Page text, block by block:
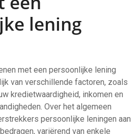
lening
met een persoonlijke lening
van verschillende factoren, zoals
kredietwaardigheid, inkomen en
Over het algemeen
persoonlijke leningen aan
variërend van enkele